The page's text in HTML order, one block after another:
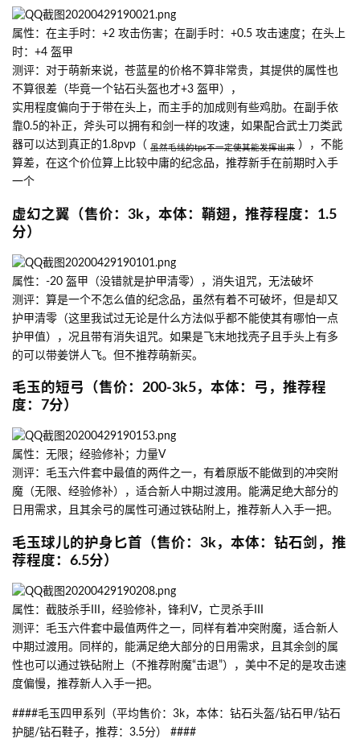
属性：在主手时：+2 攻击伤害；在副手时：+0.5 攻击速度；在头上
时：+4 盔甲
测评：对于萌新来说，苍蓝星的价格不算非常贵，其提供的属性也
不算很差（毕竟一个钻石头盔也才+3 盔甲），
实用程度偏向于于带在头上，而主手的加成则有些鸡肋。在副手依
靠0.5的补正，斧头可以拥有和剑一样的攻速，如果配合武士刀类武
器可以达到真正的1.8pvp（ 虽然毛线的tps不一定使其能发挥出来 ），不能
算差，在这个价位算上比较中庸的纪念品，推荐新手在前期时入手
一个
虚幻之翼（售价：3k，本体：鞘翅，推荐程度：1.5
分）
属性：-20 盔甲（没错就是护甲清零），消失诅咒，无法破坏
测评：算是一个不怎么值的纪念品，虽然有着不可破坏，但是却又
护甲清零（这里我试过无论是什么方法似乎都不能使其有哪怕一点
护甲值），况且带有消失诅咒。如果是飞末地找壳子且手头上有多
的可以带姜饼人飞。但不推荐萌新买。
毛玉的短弓（售价：200-3k5，本体：弓，推荐程
度：7分）
属性：无限；经验修补；力量V
测评：毛玉六件套中最值的两件之一，有着原版不能做到的冲突附
魔（无限、经验修补），适合新人中期过渡用。能满足绝大部分的
日用需求，且其余弓的属性可通过铁砧附上，推荐新人入手一把。
毛玉球儿的护身匕首（售价：3k，本体：钻石剑，推
荐程度：6.5分）
属性：截肢杀手III，经验修补，锋利V，亡灵杀手III
测评：毛玉六件套中最值两件之一，同样有着冲突附魔，适合新人
中期过渡用。同样的，能满足绝大部分的日用需求，且其余剑的属
性也可以通过铁砧附上（不推荐附魔“击退”），美中不足的是攻击速
度偏慢，推荐新人入手一把。
####毛玉四甲系列（平均售价：3k，本体：钻石头盔/钻石甲/钻石
护腿/钻石鞋子，推荐：3.5分） ####